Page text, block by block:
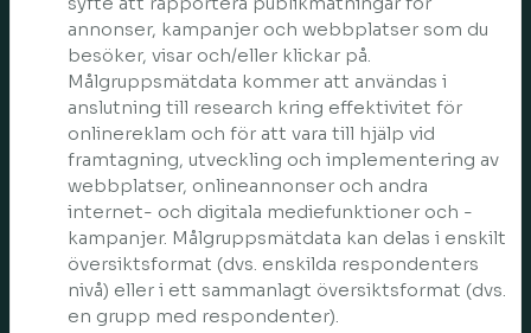
annonser, kampanjer och webbplatser som du
besöker, visar och/eller klickar på.
Målgruppsmätdata kommer att användas i
anslutning till research kring effektivitet för
onlinereklam och för att vara till hjälp vid
framtagning, utveckling och implementering av
webbplatser, onlineannonser och andra
internet- och digitala mediefunktioner och -
kampanjer. Målgruppsmätdata kan delas i enskilt
översiktsformat (dvs. enskilda respondenters
nivå) eller i ett sammanlagt översiktsformat (dvs.
en grupp med respondenter).